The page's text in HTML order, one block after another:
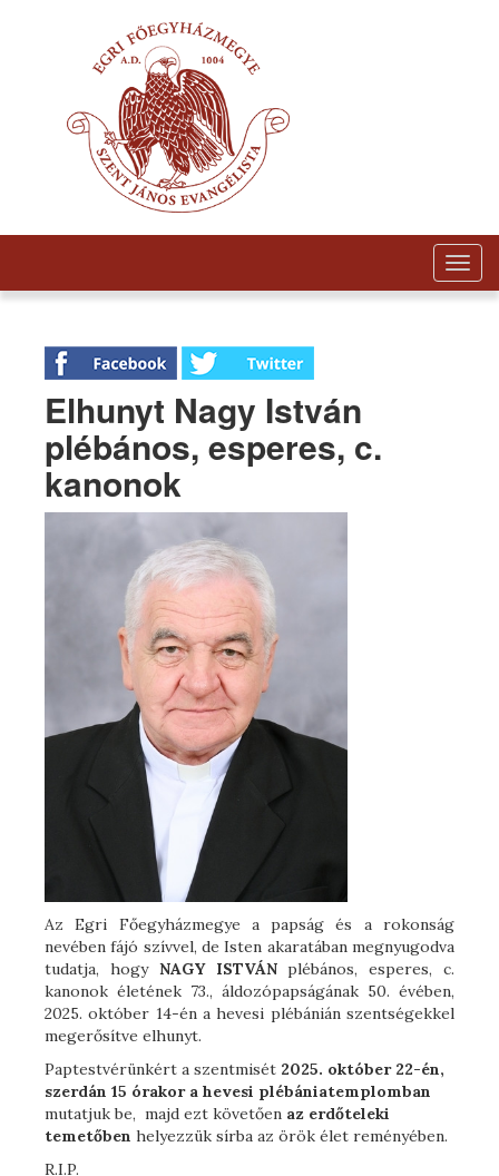
Elhunyt Nagy István
plébános, esperes, c.
kanonok
Az Egri Főegyházmegye a papság és a rokonság
nevében fájó szívvel, de Isten akaratában megnyugodva
tudatja, hogy NAGY ISTVÁNplébános, esperes, c.
kanonok életének 73., áldozópapságának 50. évében,
2025. október 14-én a hevesi plébánián szentségekkel
megerősítve elhunyt.
Paptestvérünkért a szentmisét 2025. október 22-én,
szerdán 15 órakor a hevesi plébániatemplomban
mutatjuk be, majd ezt követően az erdőteleki
temetőben helyezzük sírba az örök élet reményében.
R.I.P.